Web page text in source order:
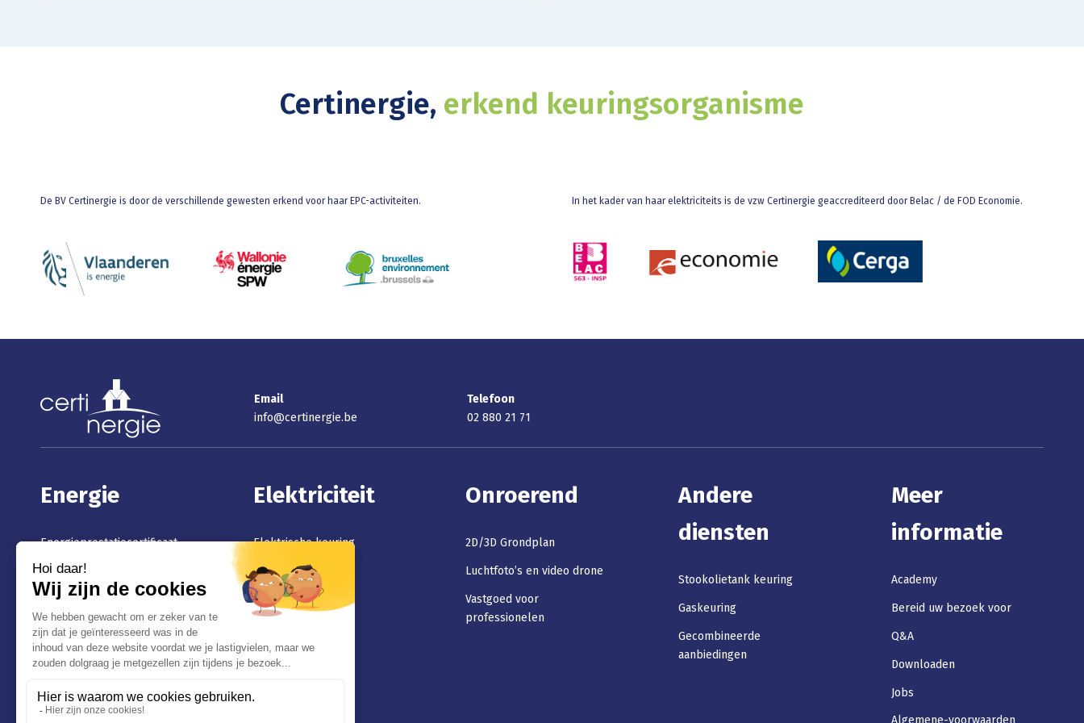
Certinergie, erkend keuringsorganisme
De BV Certinergie is door de verschillende gewesten erkend voor haar EPC-activiteiten. In het kader van haar elektriciteits is de vzw Certinergie geaccrediteerd door Belac / de FOD Economie.
Email
info@certinergie.be
Telefoon
02 880 21 71
Energie
Energieprestatiecertificaat
EPC-attest Vlaanderen
EPC-certificaat Brussel
PEB-certificaat Wallonië
Passeport Energie Grand
Elektriciteit
Elektrische keuring
Verkoop
Zonnepanelen
Onroerend
2D/3D Grondplan
Luchtfoto’s en video drone
Vastgoed voor
professionelen
Andere
diensten
Stookolietank keuring
Gaskeuring
Gecombineerde
aanbiedingen
Meer
informatie
Academy
Bereid uw bezoek voor
Q&A
Downloaden
Jobs